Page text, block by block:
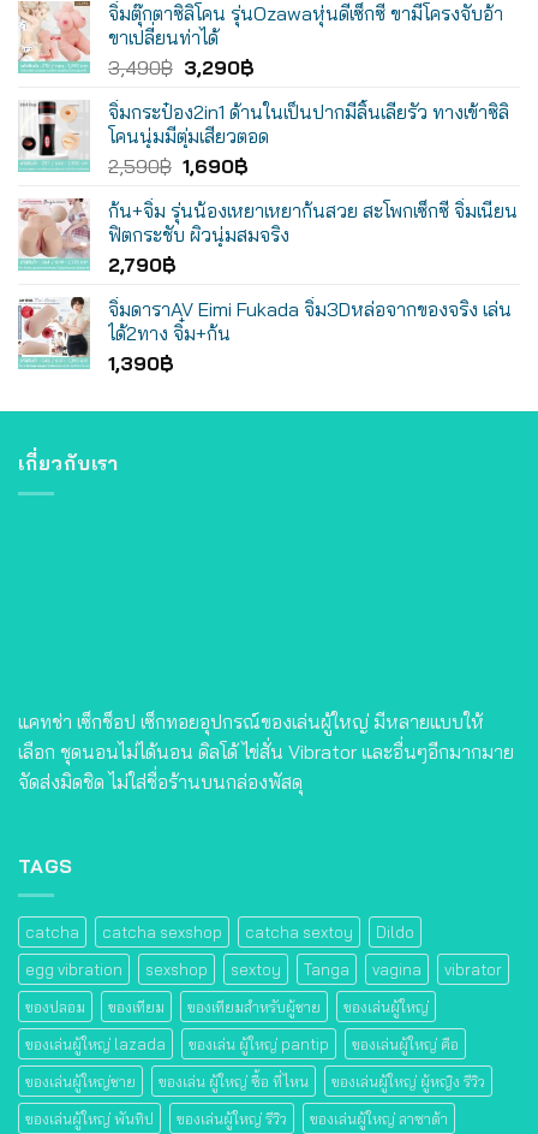
จิ๋มตุ๊กตาซิลิโคน รุ่นOzawaหุ่นดีเซ็กซี่ ขามีโครงจับอ้า
ขาเปลี่ยนท่าได้
3,490฿ Original
was:
3,490฿.
3,290฿Current
is:
3,290฿.
จิ๋มกระป๋อง2in1 ด้านในเป็นปากมีลิ้นเลียรัว ทางเข้าซิลิ
โคนนุ่มมีตุ่มเสียวตอด
2,590฿ Original
was:
2,590฿.
1,690฿Current
is:
1,690฿.
ก้น+จิ๋ม รุ่นน้องเหยาเหยาก้นสวย สะโพกเซ็กซี่ จิ๋มเนียน
ฟิตกระชับ ผิวนุ่มสมจริง
2,790฿
จิ๋มดาราAV Eimi Fukada จิ๋ม3Dหล่อจากของจริง เล่น
ได้2ทาง จิ๋ม+ก้น
1,390฿
เกี่ยวกับเรา
TAGS
egg vibration
ของปลอม
ของเทียม ของเทียมสําหรับผู้ชาย
ของเล่นผู้ใหญ่
ของเล่นผู้ใหญ่ lazada
ของเล่น ผู้ใหญ่ pantip
ของเล่นผู้ใหญ่ คือ
ของเล่นผู้ใหญ่ชาย
ของเล่น ผู้ใหญ่ ซื้อ ที่ไหน
ของเล่นผู้ใหญ่ ผู้หญิง รีวิว
ของเล่นผู้ใหญ่ พันทิป
ของเล่นผู้ใหญ่ รีวิว
ของเล่นผู้ใหญ่ ลาซาด้า
ของเล่นผู้ใหญ่ วิธีใช้
ของเล่นผู้ใหญ่ โตเกียว ควยปลอม
จิ๋มกระป๋อง
จิ๋มซิลิโคน
จิ๋มเทียม จู๋ซิลิโคน จู๋ปลอม ดาราAV